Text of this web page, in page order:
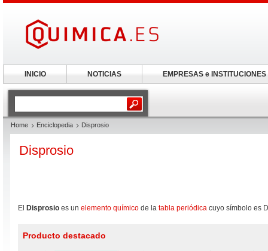
Home Enciclopedia Disprosio
Disprosio
El Disprosio es un elemento químico de la tabla periódica cuyo símbolo es
Producto destacado
INICIO NOTICIAS EMPRESAS e INSTITUCIONES